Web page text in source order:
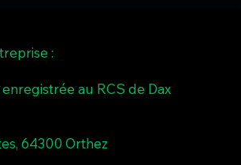
:
au RCS de Dax
64300 Orthez